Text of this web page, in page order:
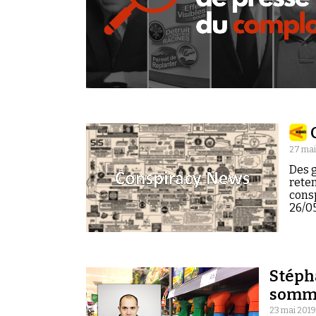
27 mai
Des
26/
23 mai 2019